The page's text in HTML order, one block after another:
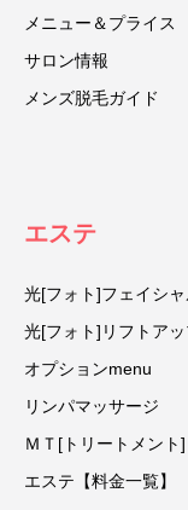
メニュー＆プライス
サロン情報
メンズ脱毛ガイド
エステ
光[フォト]フェイシ
光[フォト]リフトア
オプションmenu
リンパマッサージ
ＭＴ[トリートメント]
エステ【料金一覧】